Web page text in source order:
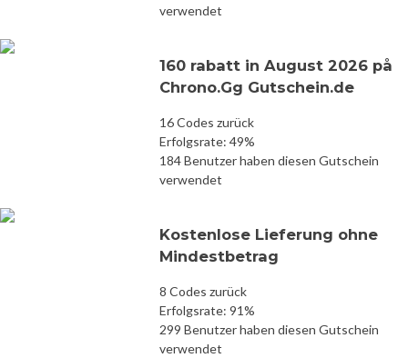
verwendet
160 rabatt in August 2026 på
Chrono.Gg Gutschein.de
16 Codes zurück
Erfolgsrate: 49%
184 Benutzer haben diesen Gutschein
verwendet
Kostenlose Lieferung ohne
Mindestbetrag
8 Codes zurück
Erfolgsrate: 91%
299 Benutzer haben diesen Gutschein
verwendet